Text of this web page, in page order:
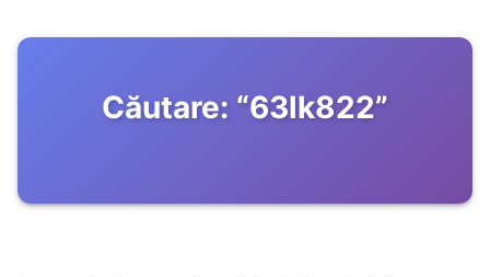
Căutare: “63lk822”